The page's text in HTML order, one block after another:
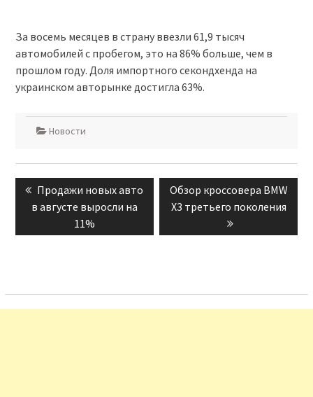
За восемь месяцев в страну ввезли 61,9 тысяч
автомобилей с пробегом, это на 86% больше, чем в
прошлом году. Доля импортного секондхенда на
украинском авторынке достигла 63%.
Новости
Навигация
по
записям
Previous
post:
Продажи новых авто
в августе выросли на
11%
Next
post:
Обзор кроссовера BMW
X3 третьего поколения